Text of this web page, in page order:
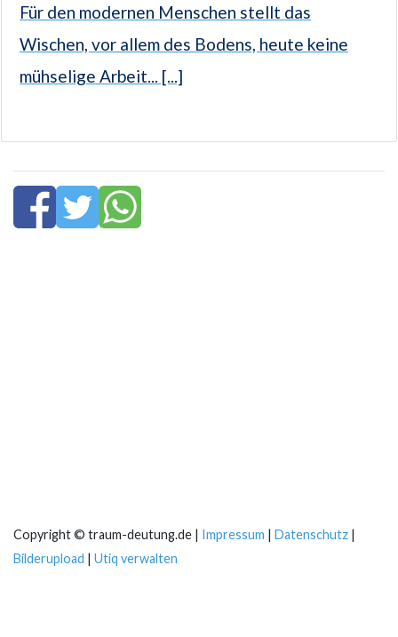
Für den modernen Menschen stellt das
Wischen, vor allem des Bodens, heute keine
mühselige Arbeit... [...]
Copyright © traum-deutung.de | Impressum | Datenschutz |
Bilderupload | Utiq verwalten